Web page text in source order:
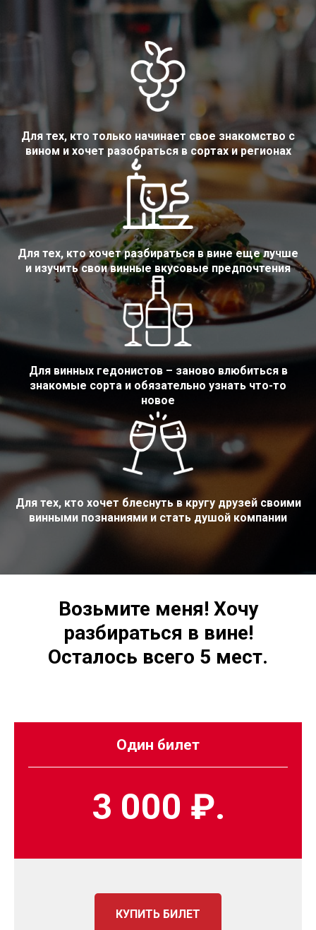
Для тех, кто только начинает свое знакомство с
вином и хочет разобраться в сортах и регионах
Для тех, кто хочет разбираться в вине еще лучше
и изучить свои винные вкусовые предпочтения
Для винных гедонистов – заново влюбиться в
знакомые сорта и обязательно узнать что-то
новое
Для тех, кто хочет блеснуть в кругу друзей своими
винными познаниями и стать душой компании
Возьмите меня! Хочу
разбираться в вине!
Осталось всего 5 мест.
Один билет
3 000 ₽.
КУПИТЬ БИЛЕТ